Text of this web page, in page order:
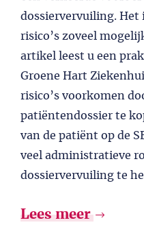
dossiervervuiling. Het
risico’s zoveel
artikel leest u een
Groene Hart
risico’s voorkomen
patiëntendossier te
van de patiënt op de
veel administratieve
dossiervervuiling te
Lees meer